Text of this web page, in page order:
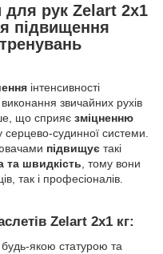
рук Zelart 2x1
підвищення
інтенсивності
звичайних рухів
що сприяє зміцненню
серцево-судинної системи.
підвищує такі
та швидкість, тому вони
так і професіоналів.
Zelart 2х1 кг:
будь-якою статурою та